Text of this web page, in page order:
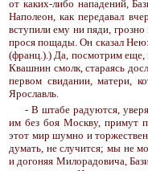
от каких-либо нападений,
Наполеон, как передавал
вступили ему ни пяди,
прося пощады. Он сказал Нею:
(франц.).) Да, посмотрим еще,
Квашнин смолк, стараясь
первом свидании, матери,
Ярославль.
- В штабе радуются,
им без боя Москву, примут
этот мир шумно и
думать, не случится; мы не
и догоняя Милорадовича,